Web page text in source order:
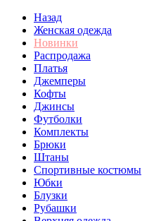
Назад
Женская одежда
Новинки
Распродажа
Платья
Джемперы
Кофты
Джинсы
Футболки
Комплекты
Брюки
Штаны
Спортивные костюмы
Юбки
Блузки
Рубашки